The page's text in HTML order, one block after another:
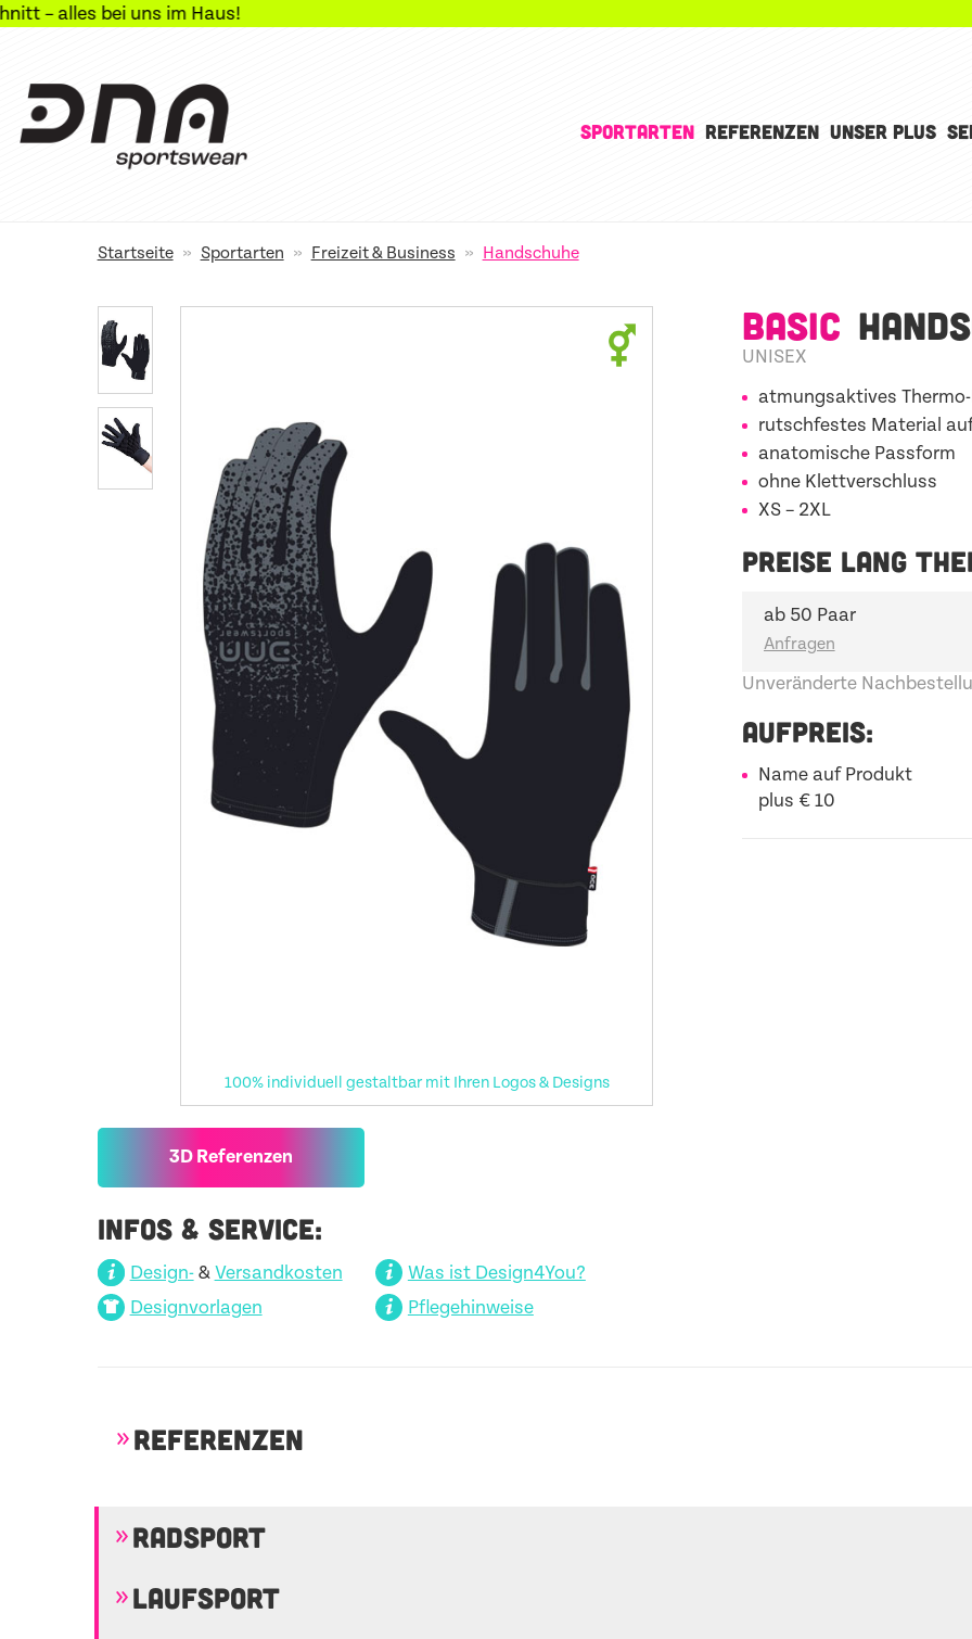
im Haus!
SPORTARTEN REFERENZEN UNSER PLUS
Startseite » Sportarten » Freizeit & Business » Handschuhe
100% individuell gestaltbar mit Ihren Logos & Designs
3D Referenzen
INFOS & SERVICE:
Design-& Versandkosten
Was ist Design4You?
Designvorlagen
Pflegehinweise
BASIC
UNISEX
atmungsaktives
rutschfestes Material
anatomische Passform
ohne Klettverschluss
XS – 2XL
PREISE LANG
ab 50 Paar
Unveränderte
AUFPREIS:
Name auf Produkt
plus € 10
REFERENZEN
RADSPORT
LAUFSPORT